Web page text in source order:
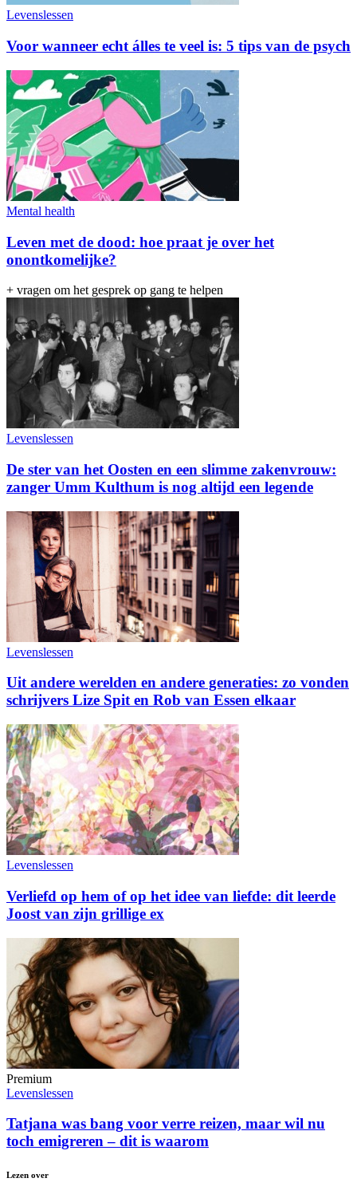
Levenslessen
Voor wanneer echt álles te veel is: 5 tips van de psych
Mental health
Leven met de dood: hoe praat je over het
onontkomelijke?
+ vragen om het gesprek op gang te helpen
Levenslessen
De ster van het Oosten en een slimme zakenvrouw:
zanger Umm Kulthum is nog altijd een legende
Levenslessen
Uit andere werelden en andere generaties: zo vonden
schrijvers Lize Spit en Rob van Essen elkaar
Levenslessen
Verliefd op hem of op het idee van liefde: dit leerde
Joost van zijn grillige ex
Premium
Levenslessen
Tatjana was bang voor verre reizen, maar wil nu
toch emigreren – dit is waarom
Lezen over